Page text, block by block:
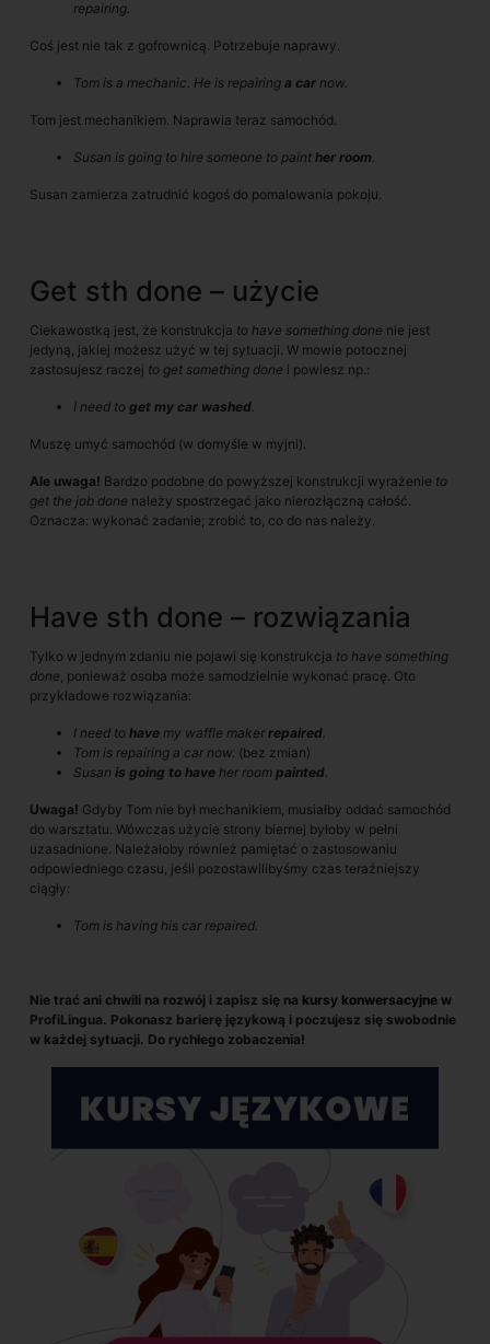
repairing.
Coś jest nie tak z gofrownicą. Potrzebuje naprawy.
Tom is a mechanic. He is repairing a car now.
Tom jest mechanikiem. Naprawia teraz samochód.
Susan is going to hire someone to paint her room.
Susan zamierza zatrudnić kogoś do pomalowania pokoju.
Get sth done – użycie
Ciekawostką jest, że konstrukcja to have something done nie jest
jedyną, jakiej możesz użyć w tej sytuacji. W mowie potocznej
zastosujesz raczej to get something done i powiesz np.:
I need to get my car washed.
Muszę umyć samochód (w domyśle w myjni).
Ale uwaga! Bardzo podobne do powyższej konstrukcji wyrażenie to
get the job done należy spostrzegać jako nierozłączną całość.
Oznacza: wykonać zadanie; zrobić to, co do nas należy.
Have sth done – rozwiązania
Tylko w jednym zdaniu nie pojawi się konstrukcja to have something
done, ponieważ osoba może samodzielnie wykonać pracę. Oto
przykładowe rozwiązania:
I need to have my waffle maker repaired.
Tom is repairing a car now. (bez zmian)
Susan is going to have her room painted.
Uwaga! Gdyby Tom nie był mechanikiem, musiałby oddać samochód
do warsztatu. Wówczas użycie strony biernej byłoby w pełni
uzasadnione. Należałoby również pamiętać o zastosowaniu
odpowiedniego czasu, jeśli pozostawilibyśmy czas teraźniejszy
ciągły:
Tom is having his car repaired.
Nie trać ani chwili na rozwój i zapisz się na kursy konwersacyjne w
ProfiLingua. Pokonasz barierę językową i poczujesz się swobodnie
w każdej sytuacji. Do rychłego zobaczenia!